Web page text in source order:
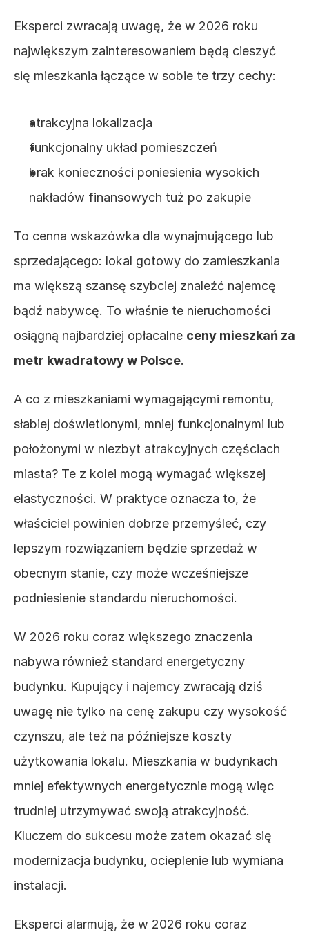
Eksperci zwracają uwagę, że w 2026 roku
największym zainteresowaniem będą cieszyć
się mieszkania łączące w sobie te trzy cechy:
atrakcyjna lokalizacja
funkcjonalny układ pomieszczeń
brak konieczności poniesienia wysokich
nakładów finansowych tuż po zakupie
To cenna wskazówka dla wynajmującego lub
sprzedającego: lokal gotowy do zamieszkania
ma większą szansę szybciej znaleźć najemcę
bądź nabywcę. To właśnie te nieruchomości
osiągną najbardziej opłacalne ceny mieszkań za
metr kwadratowy w Polsce.
A co z mieszkaniami wymagającymi remontu,
słabiej doświetlonymi, mniej funkcjonalnymi lub
położonymi w niezbyt atrakcyjnych częściach
miasta? Te z kolei mogą wymagać większej
elastyczności. W praktyce oznacza to, że
właściciel powinien dobrze przemyśleć, czy
lepszym rozwiązaniem będzie sprzedaż w
obecnym stanie, czy może wcześniejsze
podniesienie standardu nieruchomości.
W 2026 roku coraz większego znaczenia
nabywa również standard energetyczny
budynku. Kupujący i najemcy zwracają dziś
uwagę nie tylko na cenę zakupu czy wysokość
czynszu, ale też na późniejsze koszty
użytkowania lokalu. Mieszkania w budynkach
mniej efektywnych energetycznie mogą więc
trudniej utrzymywać swoją atrakcyjność.
Kluczem do sukcesu może zatem okazać się
modernizacja budynku, ocieplenie lub wymiana
instalacji.
Eksperci alarmują, że w 2026 roku coraz